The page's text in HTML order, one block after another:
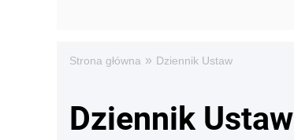
Strona główna » Dziennik Ustaw
Dziennik Ustaw